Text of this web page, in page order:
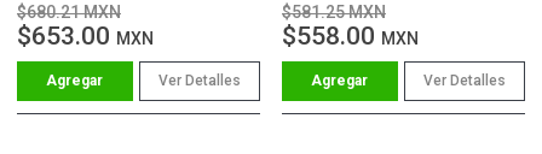
$680.21 MXN
$653.00 MXN
Ver Detalles
$581.25 MXN
$558.00 MXN
Ver Detalles